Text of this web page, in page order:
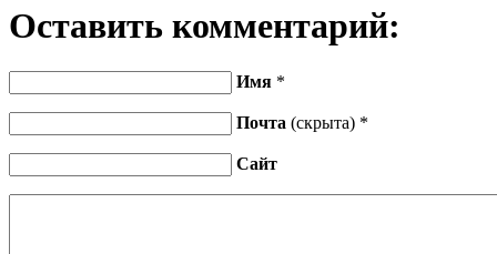
Оставить комментарий:
Имя *
Почта (скрыта) *
Сайт